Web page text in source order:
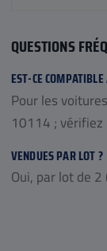
QUESTIONS
EST-CE
Pour les
10114 ; vérifiez
VENDUES PAR LOT ?
Oui, par lot de